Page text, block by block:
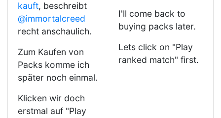
kauft, beschreibt
@immortalcreed
recht anschaulich.
Zum Kaufen von
Packs komme ich
später noch einmal.
Klicken wir doch
erstmal auf "Play
I'll come back to
buying packs later.
Lets click on "Play
ranked match" first.